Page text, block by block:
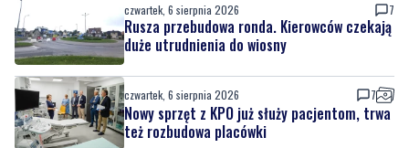
czwartek, 6 sierpnia 2026 7
Rusza przebudowa ronda. Kierowców czekają
duże utrudnienia do wiosny
czwartek, 6 sierpnia 2026 7
Nowy sprzęt z KPO już służy pacjentom, trwa
też rozbudowa placówki